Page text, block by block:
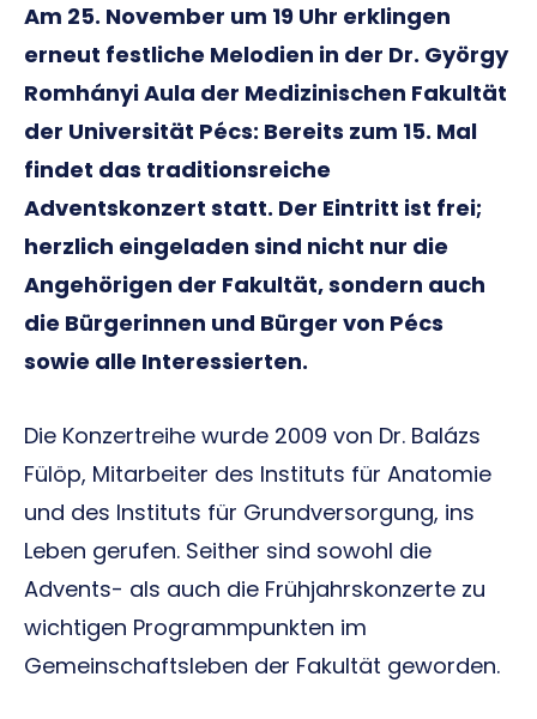
Am 25. November um 19 Uhr erklingen
erneut festliche Melodien in der Dr. György
Romhányi Aula der Medizinischen Fakultät
der Universität Pécs: Bereits zum 15. Mal
findet das traditionsreiche
Adventskonzert statt. Der Eintritt ist frei;
herzlich eingeladen sind nicht nur die
Angehörigen der Fakultät, sondern auch
die Bürgerinnen und Bürger von Pécs
sowie alle Interessierten.
Die Konzertreihe wurde 2009 von Dr. Balázs
Fülöp, Mitarbeiter des Instituts für Anatomie
und des Instituts für Grundversorgung, ins
Leben gerufen. Seither sind sowohl die
Advents- als auch die Frühjahrskonzerte zu
wichtigen Programmpunkten im
Gemeinschaftsleben der Fakultät geworden.